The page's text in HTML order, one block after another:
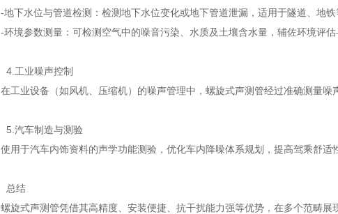
-地下水位与管道检测：检测地下水位变化或地下管道泄漏，适用于隧道、地
-环境参数测量：可检测空气中的噪音污染、水质及土壤含水量，辅佐环境评估
4.工业噪声控制
在工业设备（如风机、压缩机）的噪声管理中，螺旋式声测管经过准确测量噪
5.汽车制造与测验
使用于汽车内饰资料的声学功能测验，优化车内降噪体系规划，提高驾乘舒适
总结
螺旋式声测管凭借其高精度、安装便捷、抗干扰能力强等优势，在多个范畴